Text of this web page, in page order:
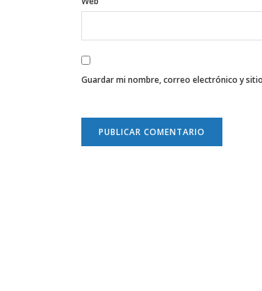
Guardar mi nombre, correo electrónico y